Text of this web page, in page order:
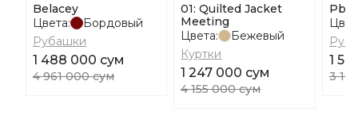
Belacey
Цвета:
Бордовый
Рубашки
1 488 000 сум
4 961 000 сум
01: Quilted Jacket
Meeting
Цвета:
Бежевый
Куртки
1 247 000 сум
4 155 000 сум
1
3